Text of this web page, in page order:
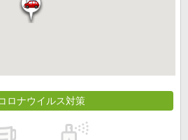
ロナウイルス対策